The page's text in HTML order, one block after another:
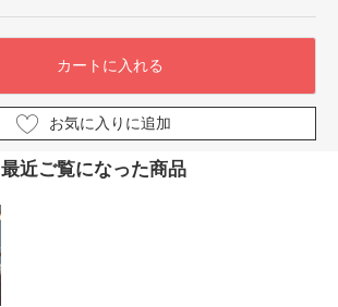
お気に入りに追加
最近ご覧になった商品